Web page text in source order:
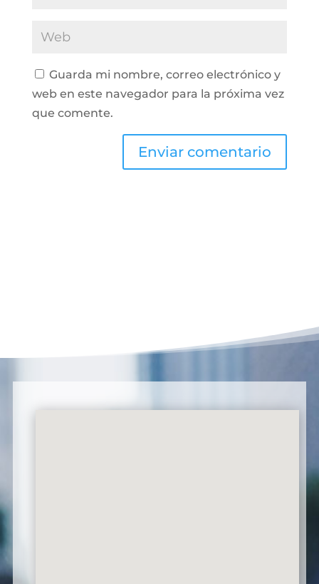
Guarda mi nombre, correo electrónico y
web en este navegador para la próxima vez
que comente.